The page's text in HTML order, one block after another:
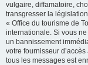
vulgaire, diffamatoire,
transgresser la
« Office du tourisme de
internationale. Si vous
un bannissement
votre fournisseur
tous les messages est